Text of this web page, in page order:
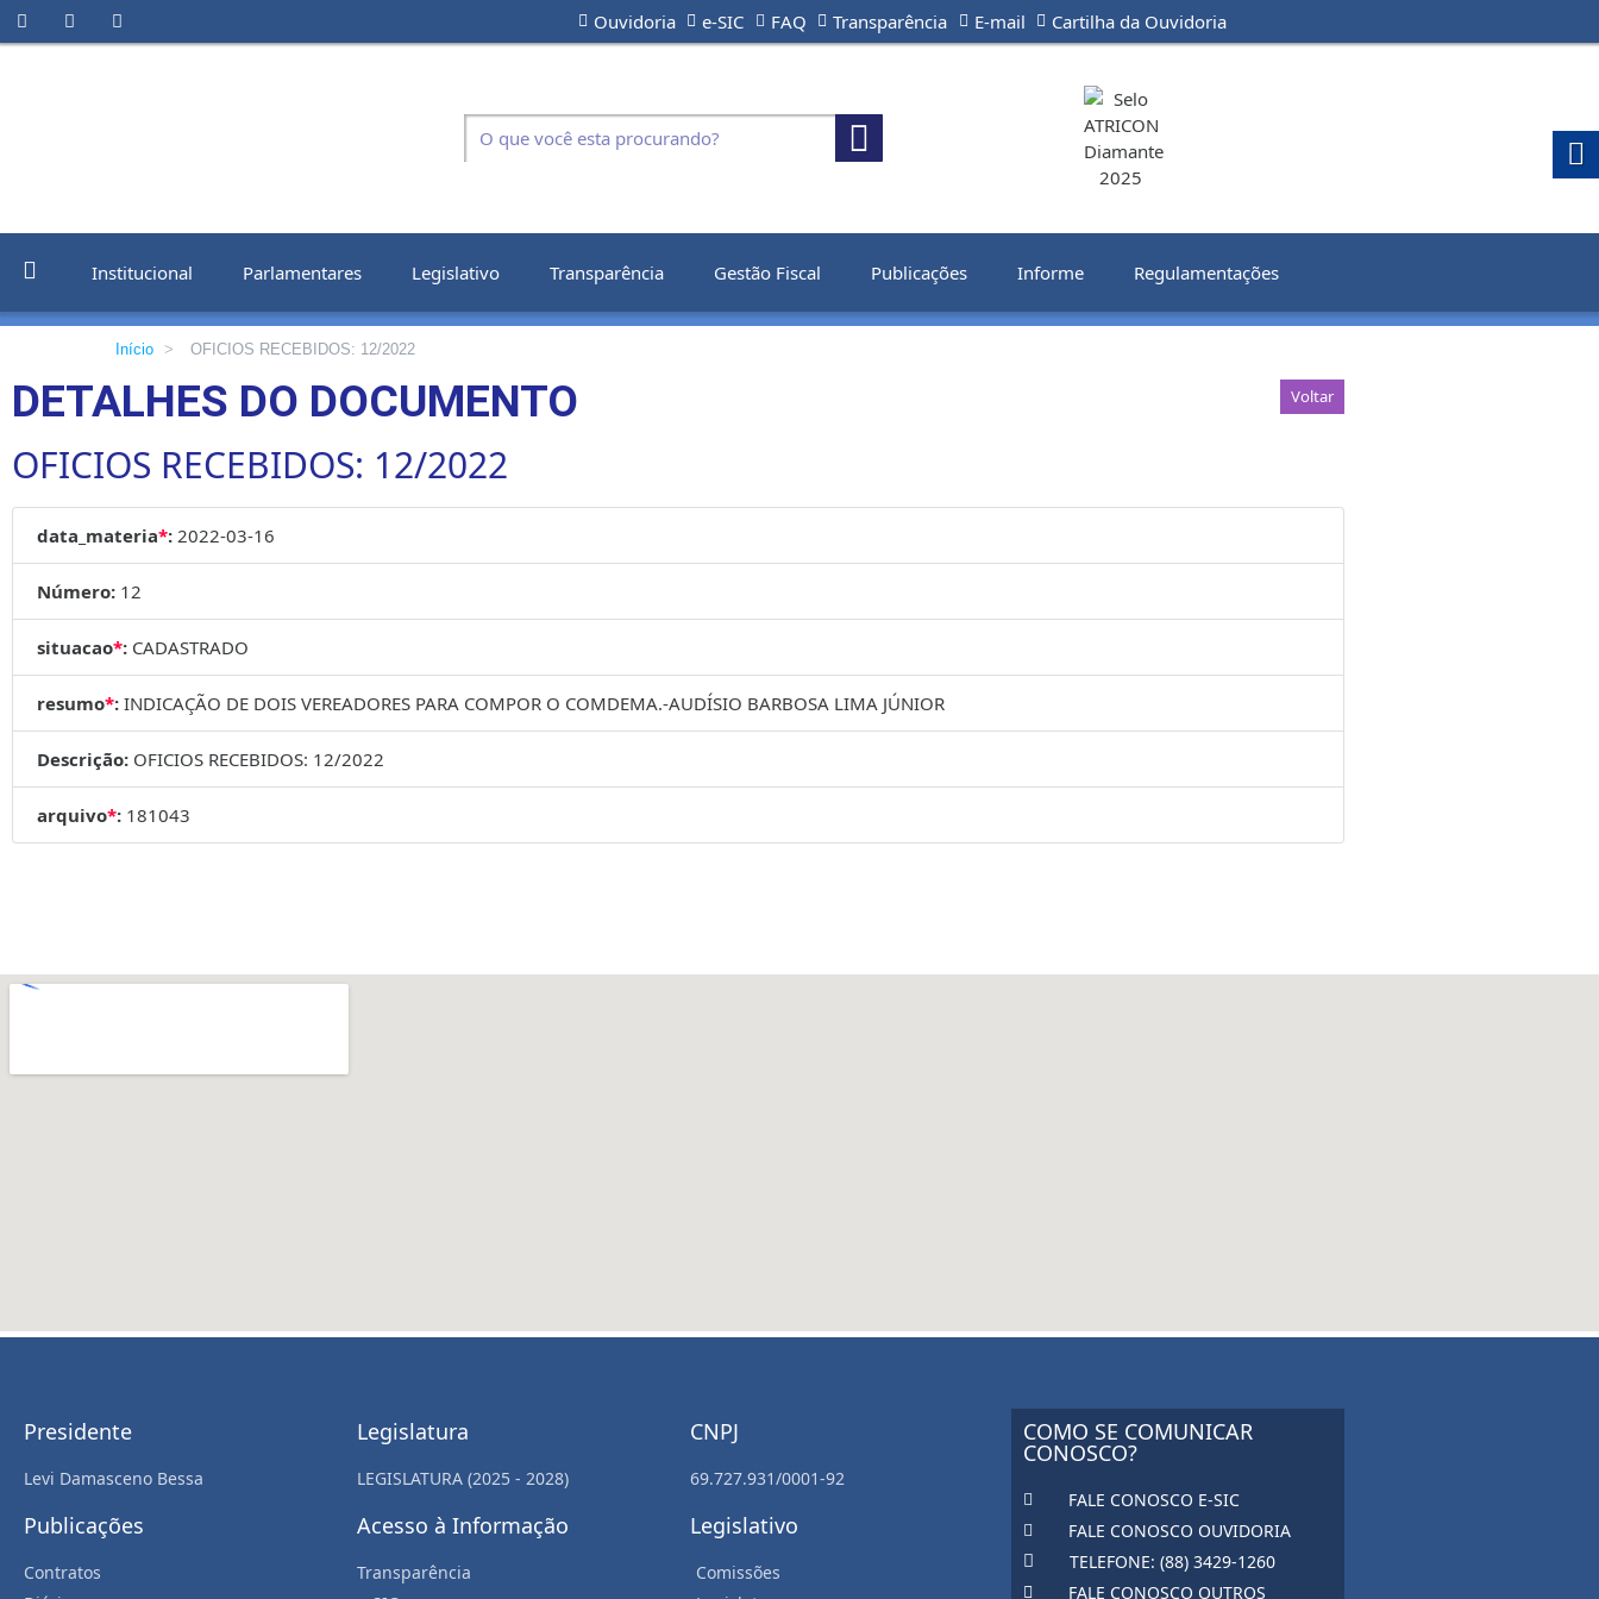
Ouvidoria e-SIC FAQ Transparência E-mail Cartilha da Ouvidoria
Institucional Parlamentares Legislativo Transparência Gestão Fiscal Publicações Informe Regulamentações
Início > OFICIOS RECEBIDOS: 12/2022
DETALHES DO DOCUMENTO Voltar
OFICIOS RECEBIDOS: 12/2022
data_materia*: 2022-03-16
Número: 12
situacao*: CADASTRADO
resumo*: INDICAÇÃO DE DOIS VEREADORES PARA COMPOR O COMDEMA.-AUDÍSIO BARBOSA LIMA JÚNIOR
Descrição: OFICIOS RECEBIDOS: 12/2022
arquivo*: 181043
Presidente
Levi Damasceno Bessa
Publicações
Contratos
Legislatura
LEGISLATURA (2025 - 2028)
Acesso à Informação
Transparência
CNPJ
69.727.931/0001-92
Legislativo
Comissões
COMO SE COMUNICAR
CONOSCO?
FALE CONOSCO E-SIC
FALE CONOSCO OUVIDORIA
TELEFONE: (88) 3429-1260
FALE CONOSCO OUTROS